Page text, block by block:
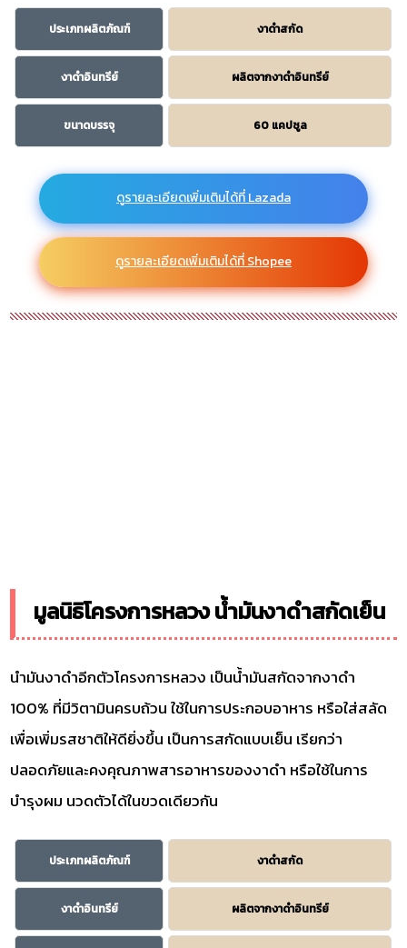
ประเภทผลิตภัณฑ์ งาดำสกัด
งาดำอินทรีย์ ผลิตจากงาดำอินทรีย์
ขนาดบรรจุ 60 แคปซูล
ดูรายละเอียดเพิ่มเติมได้ที่ Lazada
ดูรายละเอียดเพิ่มเติมได้ที่ Shopee
มูลนิธิโครงการหลวง น้ำมันงาดำสกัดเย็น
นำมันงาดำอีกตัวโครงการหลวง เป็นน้ำมันสกัดจากงาดำ
100% ที่มีวิตามินครบถ้วน ใช้ในการประกอบอาหาร หรือใส่สลัด
เพื่อเพิ่มรสชาติให้ดียิ่งขึ้น เป็นการสกัดแบบเย็น เรียกว่า
ปลอดภัยและคงคุณภาพสารอาหารของงาดำ หรือใช้ในการ
บำรุงผม นวดตัวได้ในขวดเดียวกัน
ประเภทผลิตภัณฑ์ งาดำสกัด
งาดำอินทรีย์ ผลิตจากงาดำอินทรีย์